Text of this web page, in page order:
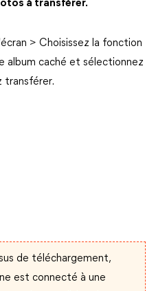
à transférer.
> Choisissez la fonction
album caché et sélectionnez
transférer.
de téléchargement,
est connecté à une